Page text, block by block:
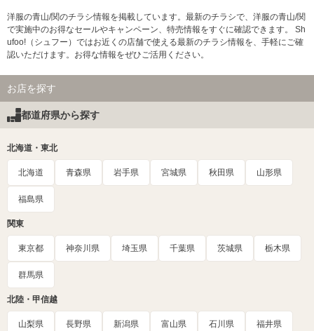
洋服の青山/関のチラシ情報を掲載しています。最新のチラシで、洋服の青山/関
で実施中のお得なセールやキャンペーン、特売情報をすぐに確認できます。 Sh
ufoo!（シュフー）ではお近くの店舗で使える最新のチラシ情報を、手軽にご確
認いただけます。お得な情報をぜひご活用ください。
お店を探す
都道府県から探す
北海道・東北
北海道 青森県 岩手県 宮城県 秋田県 山形県
福島県
関東
東京都 神奈川県 埼玉県 千葉県 茨城県 栃木県
群馬県
北陸・甲信越
山梨県 長野県 新潟県 富山県 石川県 福井県